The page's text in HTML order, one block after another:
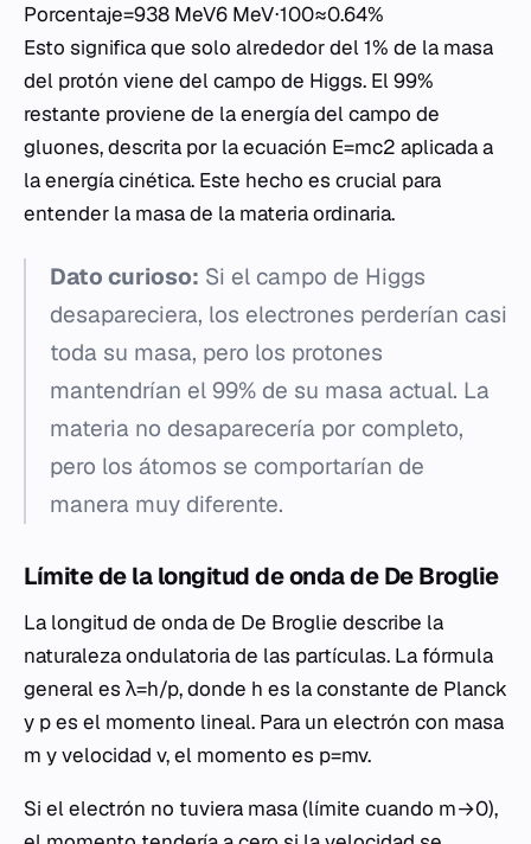
Porcentaje=938 MeV6 MeV​⋅100≈0.64%
Esto significa que solo alrededor del 1% de la masa
del protón viene del campo de Higgs. El 99%
restante proviene de la energía del campo de
gluones, descrita por la ecuación E=mc2 aplicada a
la energía cinética. Este hecho es crucial para
entender la masa de la materia ordinaria.
Dato curioso: Si el campo de Higgs
desapareciera, los electrones perderían casi
toda su masa, pero los protones
mantendrían el 99% de su masa actual. La
materia no desaparecería por completo,
pero los átomos se comportarían de
manera muy diferente.
Límite de la longitud de onda de De Broglie
La longitud de onda de De Broglie describe la
naturaleza ondulatoria de las partículas. La fórmula
general es λ=h/p, donde h es la constante de Planck
y p es el momento lineal. Para un electrón con masa
m y velocidad v, el momento es p=mv.
Si el electrón no tuviera masa (límite cuando m→0),